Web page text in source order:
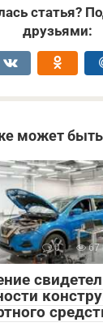
статья?
друзьями:
может быть
0 67